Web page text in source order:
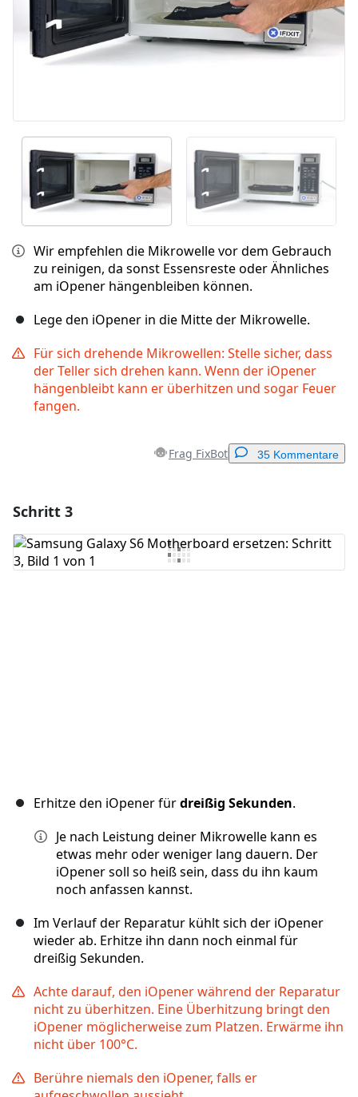
Wir empfehlen die Mikrowelle vor dem Gebrauch
zu reinigen, da sonst Essensreste oder Ähnliches
am iOpener hängenbleiben können.
Lege den iOpener in die Mitte der Mikrowelle.
Für sich drehende Mikrowellen: Stelle sicher, dass
der Teller sich drehen kann. Wenn der iOpener
hängenbleibt kann er überhitzen und sogar Feuer
fangen.
Frag FixBot 35 Kommentare
Kommentar hinzufügen
Schritt 3
Erhitze den iOpener fürdreißig Sekunden.
Je nach Leistung deiner Mikrowelle kann es
etwas mehr oder weniger lang dauern. Der
iOpener soll so heiß sein, dass du ihn kaum
noch anfassen kannst.
Im Verlauf der Reparatur kühlt sich der iOpener
wieder ab. Erhitze ihn dann noch einmal für
dreißig Sekunden.
Achte darauf, den iOpener während der Reparatur
nicht zu überhitzen. Eine Überhitzung bringt den
iOpener möglicherweise zum Platzen. Erwärme ihn
nicht über 100°C.
Berühre niemals den iOpener, falls er